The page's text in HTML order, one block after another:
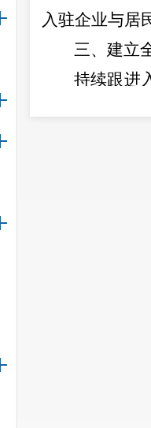
入驻企业与居
三、建立
持续跟进